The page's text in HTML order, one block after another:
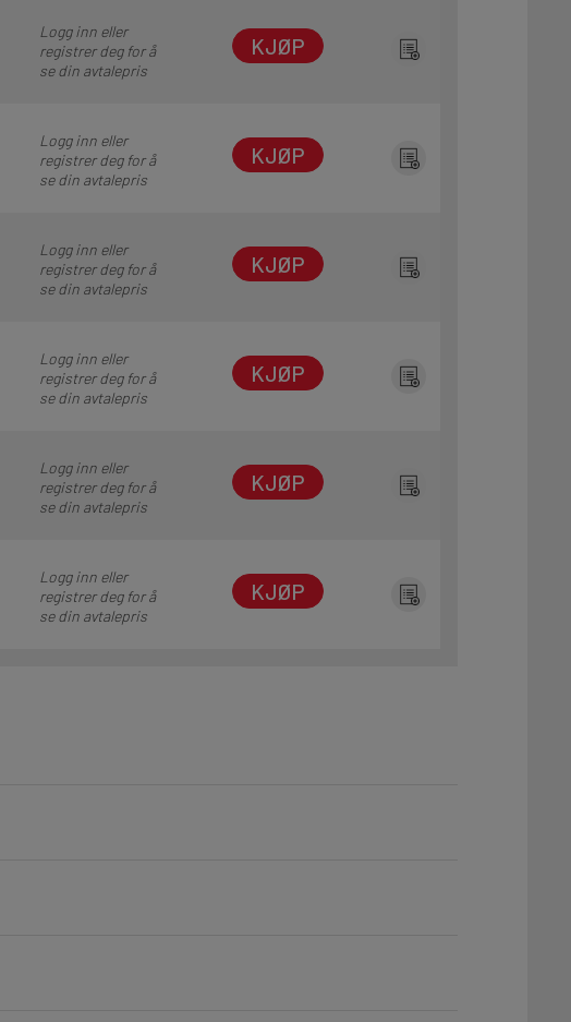
Logg inn eller
registrer deg for å
se din avtalepris
KJØP
Logg inn eller
registrer deg for å
se din avtalepris
KJØP
Logg inn eller
registrer deg for å
se din avtalepris
KJØP
Logg inn eller
registrer deg for å
se din avtalepris
KJØP
Logg inn eller
registrer deg for å
se din avtalepris
KJØP
Logg inn eller
registrer deg for å
se din avtalepris
KJØP